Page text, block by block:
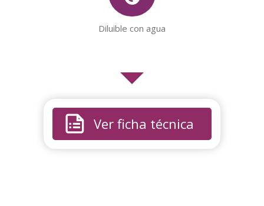
Diluible con agua
Ver ficha técnica